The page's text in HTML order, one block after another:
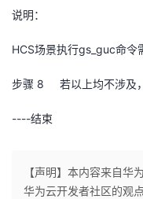
说明：
HCS场景执行gs_guc命令
步骤 8 若以上均不涉及
----结束
【声明】本内容来自华
华为云开发者社区的观